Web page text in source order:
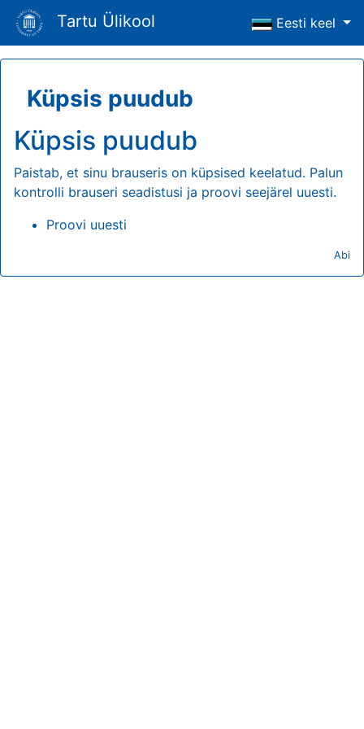
Tartu Ülikool Eesti keel
Küpsis puudub
Küpsis puudub
Paistab, et sinu brauseris on küpsised keelatud. Palun
kontrolli brauseri seadistusi ja proovi seejärel uuesti.
Proovi uuesti
Abi